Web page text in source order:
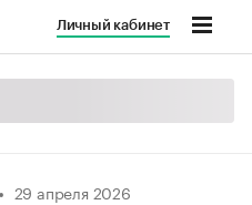
Личный кабинет
29 апреля 2026